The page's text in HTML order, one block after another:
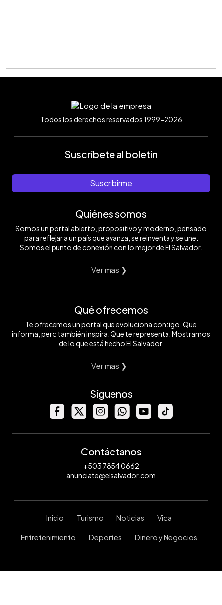
Todos los derechos reservados 1999-2026
Suscríbete al boletín
Suscribirme
Quiénes somos
Somos un portal abierto, propositivo y moderno, pensado
para reflejar a un país que avanza, se reinventa y se une.
Somos el punto de conexión con lo mejor de El Salvador.
Ver mas ❯
Qué ofrecemos
Te ofrecemos un portal que evoluciona contigo. Que
informa, pero también inspira. Que te representa. Mostramos
de lo que está hecho El Salvador.
Ver mas ❯
Síguenos
Contáctanos
+503 7854 0662
anunciate@elsalvador.com
Inicio Turismo Noticias Vida
Entretenimiento Deportes Dinero y Negocios